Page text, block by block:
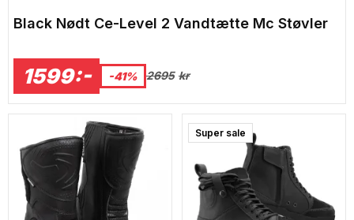
Black Nødt Ce-Level 2 Vandtætte Mc Støvler
1599:- -41% 2695 kr
Super sale